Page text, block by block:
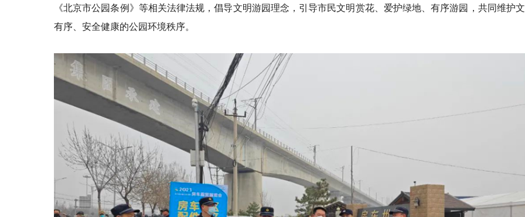
《北京市公园条例》等相关法律法规，倡导文明游园理念，引导市民文明赏花、爱护绿地、有序游园，共同维护
有序、安全健康的公园环境秩序。